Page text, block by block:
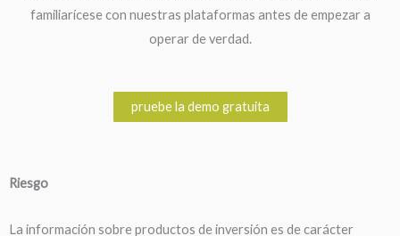
familiarícese con nuestras plataformas antes de empezar a
operar de verdad.
pruebe la demo gratuita
Riesgo
La información sobre productos de inversión es de carácter